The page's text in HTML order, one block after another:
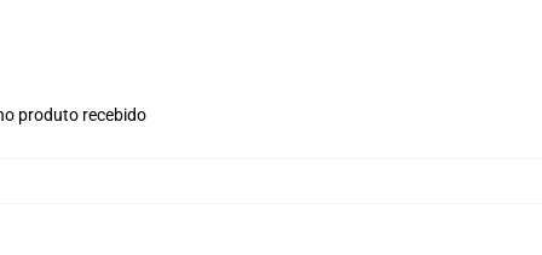
produto recebido